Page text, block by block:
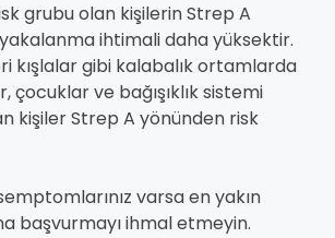
grubu olan kişilerin Strep A
ihtimali daha yüksektir.
kışlalar gibi kalabalık ortamlarda
çocuklar ve bağışıklık sistemi
kişiler Strep A yönünden risk
varsa en yakın
başvurmayı ihmal etmeyin.